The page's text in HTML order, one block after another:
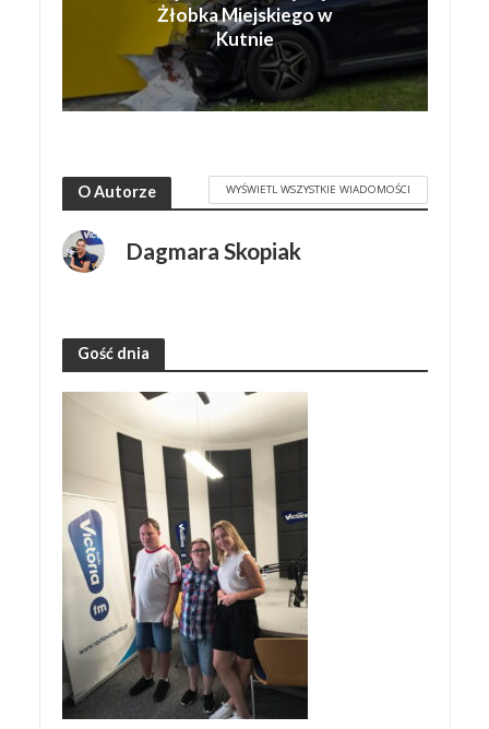
Żłobka Miejskiego w
Kutnie
O Autorze WYŚWIETL WSZYSTKIE WIADOMOŚCI
Dagmara Skopiak
Gość dnia